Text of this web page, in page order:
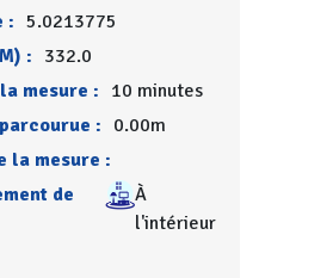
: 5.0213775
: 332.0
mesure :
10 minutes
: 0.00m
la mesure :
de
À
l'intérieur